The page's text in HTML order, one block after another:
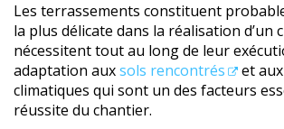
Les terrassements constituent
la plus délicate dans la réalisation d’un
nécessitent tout au long de leur
adaptation auxsols rencontrés
et
climatiques qui sont un des facteurs
réussite du chantier.